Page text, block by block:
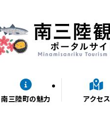
南三陸町の魅力 アクセス